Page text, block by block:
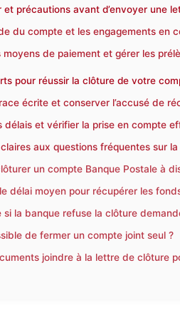
précautions avant d’envoyer une
du compte et les engagements en
moyens de paiement et gérer les
pour réussir la clôture de votre
écrite et conserver l’accusé de
délais et vérifier la prise en compte
claires aux questions fréquentes sur
un compte Banque Postale à
délai moyen pour récupérer les
si la banque refuse la clôture
de fermer un compte joint seul ?
joindre à la lettre de clôture